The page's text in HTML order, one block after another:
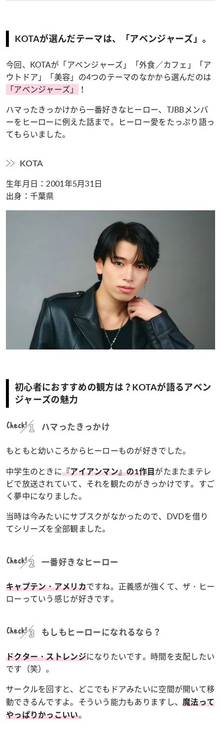
KOTAが選んだテーマは、「アベンジャーズ」。
今回、KOTAが「アベンジャーズ」「外食／カフェ」「ア
ウトドア」「美容」の4つのテーマのなかから選んだのは
「アベンジャーズ」
！
ハマったきっかけから一番好きなヒーロー、TJBBメンバ
ーをヒーローに例えた話まで。ヒーロー愛をたっぷり語っ
てもらいました。
KOTA
生年月日：2001年5月31日
出身：千葉県
初心者におすすめの観方は？KOTAが語るアベン
ジャーズの魅力
Check! ハマったきっかけ
もともと幼いころからヒーローものが好きでした。
中学生のときに『アイアンマン』の1作目がたまたまテレ
ビで放送されていて、それを観たのがきっかけです。すご
く夢中になりました。
当時は今みたいにサブスクがなかったので、DVDを借り
てシリーズを全部観ました。
Check! 一番好きなヒーロー
キャプテン・アメリカですね。正義感が強くて、ザ・ヒー
ローっていう感じが好きです。
Check! もしもヒーローになれるなら？
ドクター・ストレンジになりたいです。時間を支配したい
です（笑）。
サークルを回すと、どこでもドアみたいに空間が開いて移
動できるんですよ。そういう能力もありますし、魔法って
やっぱりかっこいい。